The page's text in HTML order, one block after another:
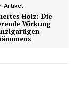
Artikel
Holz: Die
Wirkung